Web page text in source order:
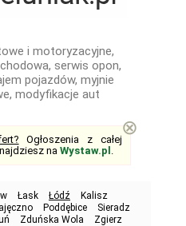
i motoryzacyjne,
serwis opon,
pojazdów, myjnie
modyfikacje aut
Ogłoszenia z całej
na Wystaw.pl .
⊗
Łask Łódź
Kalisz
Poddębice
Sieradz
Zduńska Wola Zgierz